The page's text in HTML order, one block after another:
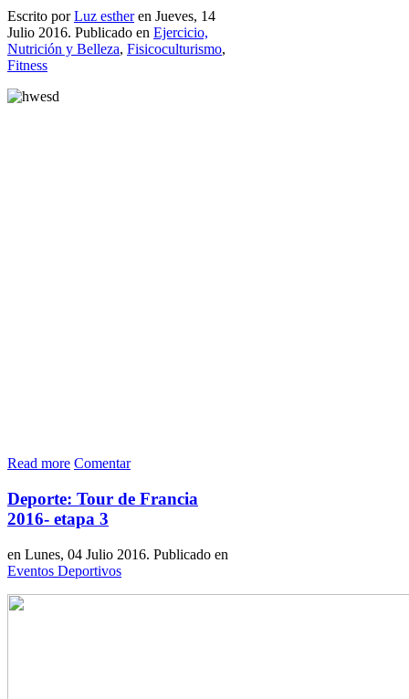
Escrito porLuz estheren Jueves, 14
Julio 2016. Publicado en Ejercicio,
Nutrición y Belleza, Fisicoculturismo,
Fitness
Read more Comentar
Deporte: Tour de Francia
2016- etapa 3
en Lunes, 04 Julio 2016. Publicado en
Eventos Deportivos